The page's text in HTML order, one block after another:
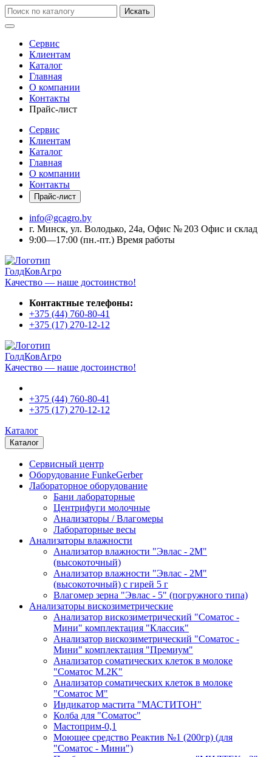
Искать
Сервис
Клиентам
Каталог
Главная
О компании
Контакты
Прайс-лист
Сервис
Клиентам
Каталог
Главная
О компании
Контакты
Прайс-лист
info@gcagro.by
г. Минск, ул. Володько, 24а, Офис № 203 Офис и склад
9:00—17:00 (пн.-пт.) Время работы
ГолдКовАгро
Качество — наше достоинство!
Контактные телефоны:
+375 (44) 760-80-41
+375 (17) 270-12-12
ГолдКовАгро
Качество — наше достоинство!
+375 (44) 760-80-41
+375 (17) 270-12-12
Каталог
Каталог
Сервисный центр
Оборудование FunkeGerber
Лабораторное оборудование
Бани лабораторные
Центрифуги молочные
Анализаторы / Влагомеры
Лабораторные весы
Анализаторы влажности
Анализатор влажности "Эвлас - 2М"
(высокоточный)
Анализатор влажности "Эвлас - 2М"
(высокоточный) с гирей 5 г
Влагомер зерна "Эвлас - 5" (погружного типа)
Анализаторы вискозиметрические
Анализатор вискозиметрический "Соматос -
Мини" комплектация "Классик"
Анализатор вискозиметрический "Соматос -
Мини" комплектация "Премиум"
Анализатор соматических клеток в молоке
"Соматос М.2K"
Анализатор соматических клеток в молоке
"Соматос М"
Индикатор мастита "МАСТИТОН"
Колба для "Соматос"
Мастоприм-0,1
Моющее средство Реактив №1 (200гр) (для
"Соматос - Мини")